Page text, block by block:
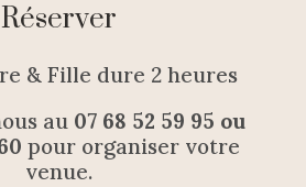
Réserver
& Fille dure 2 heures
au 07 68 52 59 95 ou
pour organiser votre
venue.